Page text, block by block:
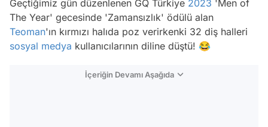
Geçtiğimiz gün düzenlenen GQ Türkiye 2023 'Men of
The Year' gecesinde 'Zamansızlık' ödülü alan
Teoman'ın kırmızı halıda poz verirkenki 32 diş halleri
sosyal medya kullanıcılarının diline düştü! 😂
İçeriğin Devamı Aşağıda